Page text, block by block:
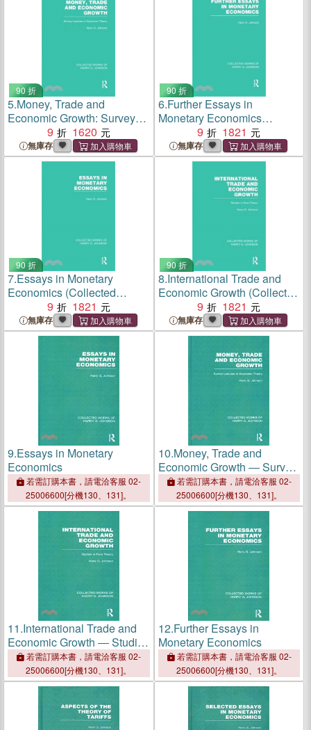
90 折
5.Money, Trade and
Economic Growth: Survey
Lectures in Economic
Theory
9 1620
無庫存
90 折
6.Further Essays in
Monetary Economics
(Collected Works of Harry
Johnson)
9 1821
無庫存
90 折
7.Essays in Monetary
Economics (Collected
Works of Harry Johnson)
9 1821
無庫存
90 折
8.International Trade and
Economic Growth (Collected
Works of Harry Johnson):
Studies in Pure Theory
9 1821
無庫存
9.Essays in Monetary
Economics
若需訂購本書，請電洽客服 02-
25006600[分機130、131]。
10.Money, Trade and
Economic Growth ― Survey
Lectures in Economic
Theory
若需訂購本書，請電洽客服 02-
25006600[分機130、131]。
11.International Trade and
Economic Growth ― Studies
in Pure Theory
若需訂購本書，請電洽客服 02-
25006600[分機130、131]。
12.Further Essays in
Monetary Economics
若需訂購本書，請電洽客服 02-
25006600[分機130、131]。